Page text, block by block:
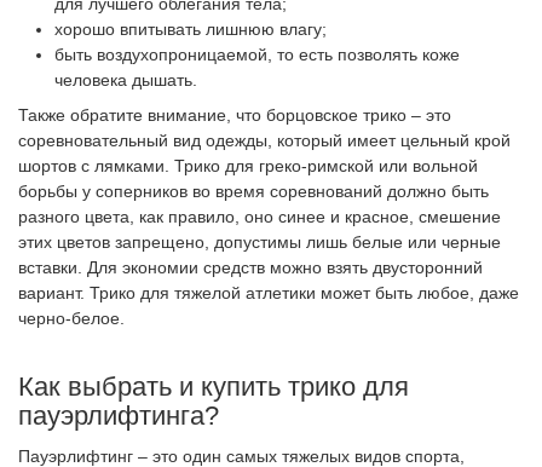
хорошо впитывать лишнюю влагу;
быть воздухопроницаемой, то есть позволять коже
человека дышать.
Также обратите внимание, что борцовское трико – это
соревновательный вид одежды, который имеет цельный крой
шортов с лямками. Трико для греко-римской или вольной
борьбы у соперников во время соревнований должно быть
разного цвета, как правило, оно синее и красное, смешение
этих цветов запрещено, допустимы лишь белые или черные
вставки. Для экономии средств можно взять двусторонний
вариант. Трико для тяжелой атлетики может быть любое, даже
черно-белое.
Как выбрать и купить трико для
пауэрлифтинга?
Пауэрлифтинг – это один самых тяжелых видов спорта,